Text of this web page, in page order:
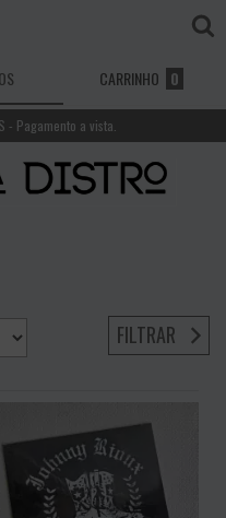
CARRINHO 0
- Pagamento a vista.
FILTRAR